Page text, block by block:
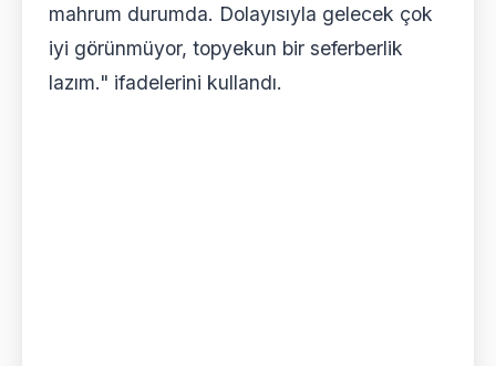
mahrum durumda. Dolayısıyla gelecek çok
iyi görünmüyor, topyekun bir seferberlik
lazım." ifadelerini kullandı.